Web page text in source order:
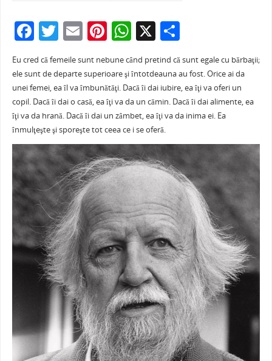
F
a
c
e
b
o
o
k
T
w
itt
er
E
ai
l
Pi
nt
er
e
st
W
h
at
s
A
p
p
X P
ar
ta
je
a
Eu cred că femeile sunt nebune când pretind că sunt egale cu bărbaţii;
ele sunt de departe superioare şi întotdeauna au fost. Orice ai da
unei femei, ea îl va îmbunătăţi. Dacă îi dai iubire, ea îţi va oferi un
copil. Dacă îi dai o casă, ea îţi va da un cămin. Dacă îi dai alimente, ea
îţi va da hrană. Dacă îi dai un zâmbet, ea îţi va da inima ei. Ea
înmulţeşte şi sporeşte tot ceea ce i se oferă.